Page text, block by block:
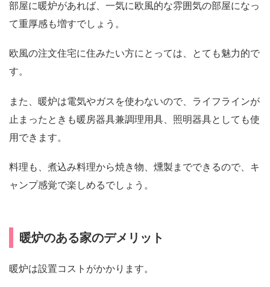
部屋に暖炉があれば、一気に欧風的な雰囲気の部屋になっ
て重厚感も増すでしょう。
欧風の注文住宅に住みたい方にとっては、とても魅力的で
す。
また、暖炉は電気やガスを使わないので、ライフラインが
止まったときも暖房器具兼調理用具、照明器具としても使
用できます。
料理も、煮込み料理から焼き物、燻製までできるので、キ
ャンプ感覚で楽しめるでしょう。
暖炉のある家のデメリット
暖炉は設置コストがかかります。